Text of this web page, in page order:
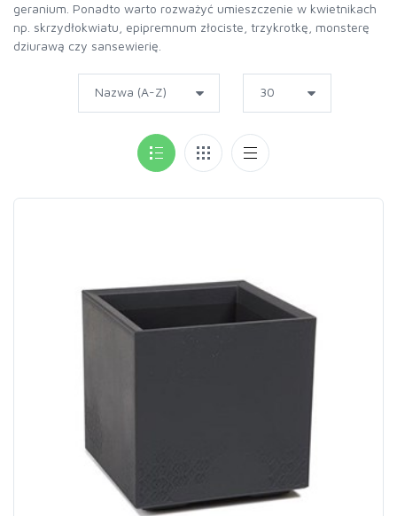
geranium. Ponadto warto rozważyć umieszczenie w kwietnikach
np. skrzydłokwiatu, epipremnum złociste, trzykrotkę, monsterę
dziurawą czy sansewierię.